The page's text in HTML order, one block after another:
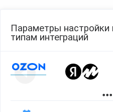
Параметры настройки
типам интеграций